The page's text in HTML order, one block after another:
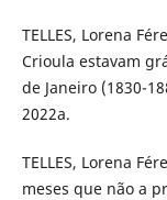
TELLES, Lorena
Crioula estavam
de Janeiro (1830-
2022a.
TELLES, Lorena
meses que não a